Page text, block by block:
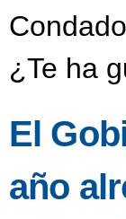
¿Te ha
El
año